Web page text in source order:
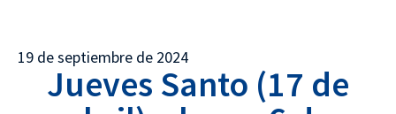
19 de septiembre de 2024
Jueves Santo (17 de